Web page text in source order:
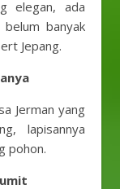
elegan, ada
banyak
Jepang.
Jerman yang
lapisannya
pohon.